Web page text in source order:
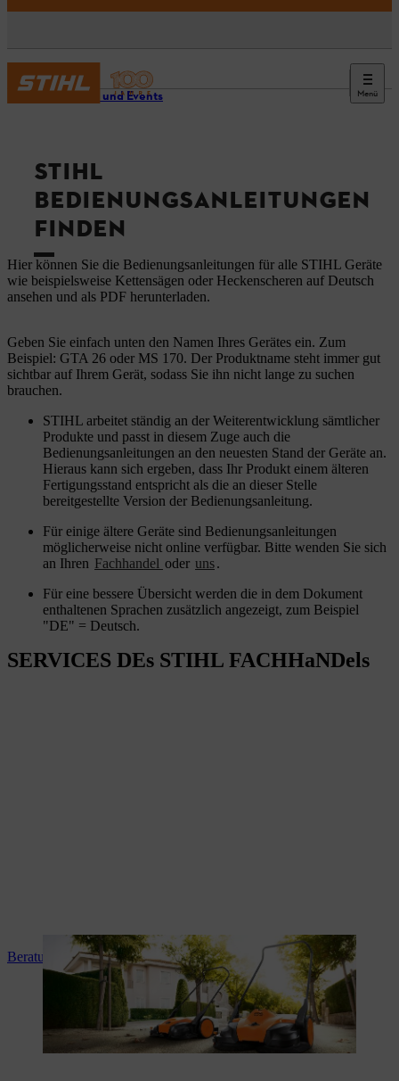
Menü
Service und Events
STIHL
BEDIENUNGSANLEITUNGEN
FINDEN
Hier können Sie die Bedienungsanleitungen für alle STIHL Geräte
wie beispielsweise Kettensägen oder Heckenscheren auf Deutsch
ansehen und als PDF herunterladen.
Geben Sie einfach unten den Namen Ihres Gerätes ein. Zum
Beispiel: GTA 26 oder MS 170. Der Produktname steht immer gut
sichtbar auf Ihrem Gerät, sodass Sie ihn nicht lange zu suchen
brauchen.
STIHL arbeitet ständig an der Weiterentwicklung sämtlicher
Produkte und passt in diesem Zuge auch die
Bedienungsanleitungen an den neuesten Stand der Geräte an.
Hieraus kann sich ergeben, dass Ihr Produkt einem älteren
Fertigungsstand entspricht als die an dieser Stelle
bereitgestellte Version der Bedienungsanleitung.
Für einige ältere Geräte sind Bedienungsanleitungen
möglicherweise nicht online verfügbar. Bitte wenden Sie sich
an Ihren Fachhandel oder uns.
Für eine bessere Übersicht werden die in dem Dokument
enthaltenen Sprachen zusätzlich angezeigt, zum Beispiel
"DE" = Deutsch.
SERVICES DEs STIHL FACHHaNDels
Beratung und Produkteinweisung